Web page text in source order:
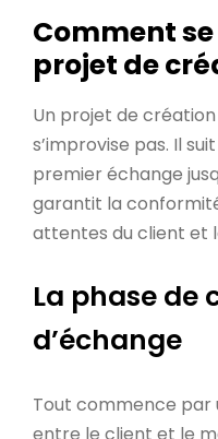
Comment
projet de
Un projet de
s’improvise pas. Il
premier échange
garantit la
attentes du client et
La phase de
d’échange
Tout commence par